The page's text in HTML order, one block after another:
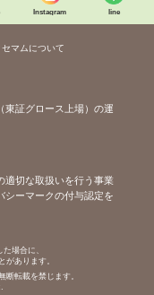
Instagram line
セマムについて
東証グロース上場）の運
適切な取扱いを行う事業
シーマークの付与認定を
場合に、
があります。
断転載を禁じます。